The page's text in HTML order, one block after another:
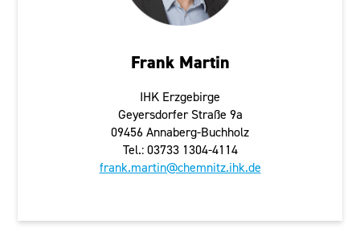
Frank Martin
IHK Erzgebirge
Geyersdorfer Straße 9a
09456 Annaberg-Buchholz
Tel.: 03733 1304-4114
frank.martin@chemnitz.ihk.de